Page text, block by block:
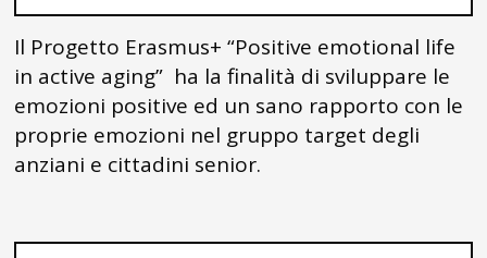
Il Progetto Erasmus+ “Positive emotional life
in active aging” ha la finalità di sviluppare le
emozioni positive ed un sano rapporto con le
proprie emozioni nel gruppo target degli
anziani e cittadini senior.